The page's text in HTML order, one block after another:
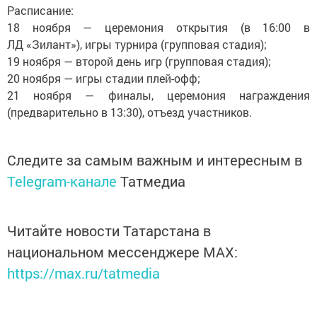
Расписание:
18 ноября — церемония открытия (в 16:00 в
ЛД «Зилант»), игры турнира (групповая стадия);
19 ноября — второй день игр (групповая стадия);
20 ноября — игры стадии плей-офф;
21 ноября — финалы, церемония награждения
(предварительно в 13:30), отъезд участников.
Следите за самым важным и интересным в
Telegram-канале Татмедиа
Читайте новости Татарстана в
национальном мессенджере MАХ:
https://max.ru/tatmedia